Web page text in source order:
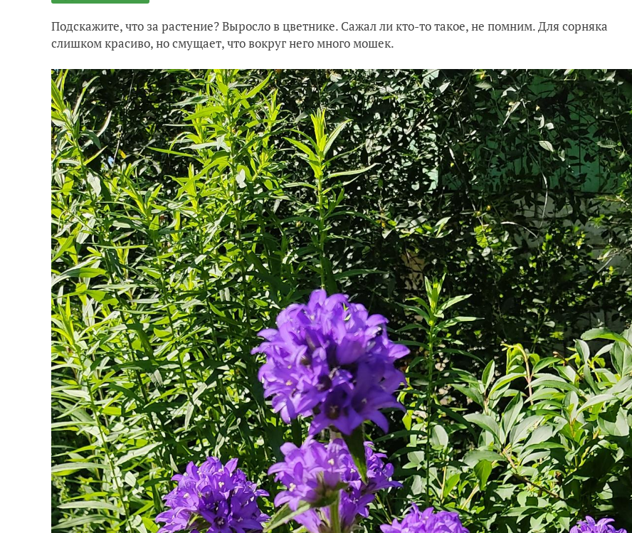
Подскажите, что за растение? Выросло в цветнике. Сажал ли кто-то такое, не помним. Для сорняка
слишком красиво, но смущает, что вокруг него много мошек.